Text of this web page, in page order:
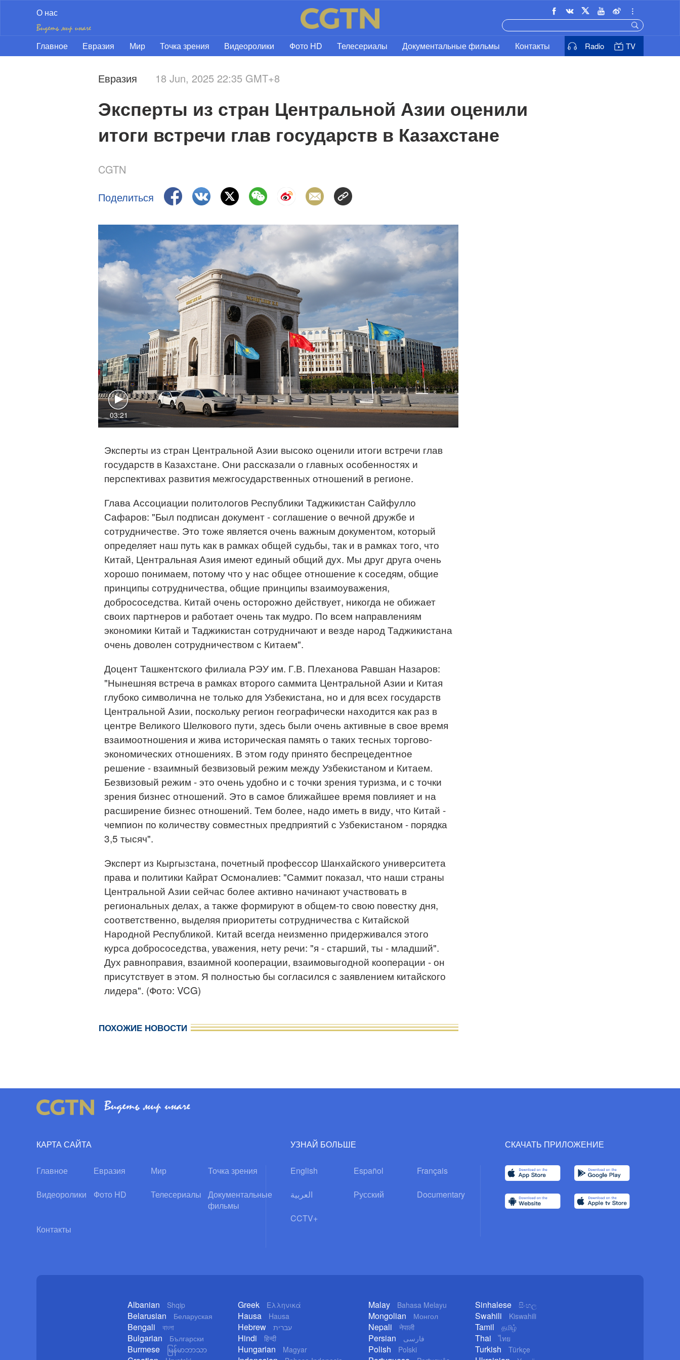
О нас
Главное Евразия Мир Точка зрения Видеоролики Фото HD Телесериалы Документальные фильмы Контакты Radio TV
Евразия 18 Jun, 2025 22:35 GMT+8
Эксперты из стран Центральной Азии оценили
итоги встречи глав государств в Казахстане
CGTN
Поделиться
03:21
Эксперты из стран Центральной Азии высоко оценили итоги встречи глав
государств в Казахстане. Они рассказали о главных особенностях и
перспективах развития межгосударственных отношений в регионе.
Глава Ассоциации политологов Республики Таджикистан Сайфулло
Сафаров: "Был подписан документ - соглашение о вечной дружбе и
сотрудничестве. Это тоже является очень важным документом, который
определяет наш путь как в рамках общей судьбы, так и в рамках того, что
Китай, Центральная Азия имеют единый общий дух. Мы друг друга очень
хорошо понимаем, потому что у нас общее отношение к соседям, общие
принципы сотрудничества, общие принципы взаимоуважения,
добрососедства. Китай очень осторожно действует, никогда не обижает
своих партнеров и работает очень так мудро. По всем направлениям
экономики Китай и Таджикистан сотрудничают и везде народ Таджикистана
очень доволен сотрудничеством с Китаем".
Доцент Ташкентского филиала РЭУ им. Г.В. Плеханова Равшан Назаров:
"Нынешняя встреча в рамках второго саммита Центральной Азии и Китая
глубоко символична не только для Узбекистана, но и для всех государств
Центральной Азии, поскольку регион географически находится как раз в
центре Великого Шелкового пути, здесь были очень активные в свое время
взаимоотношения и жива историческая память о таких тесных торгово-
экономических отношениях. В этом году принято беспрецедентное
решение - взаимный безвизовый режим между Узбекистаном и Китаем.
Безвизовый режим - это очень удобно и с точки зрения туризма, и с точки
зрения бизнес отношений. Это в самое ближайшее время повлияет и на
расширение бизнес отношений. Тем более, надо иметь в виду, что Китай -
чемпион по количеству совместных предприятий с Узбекистаном - порядка
3,5 тысяч".
Эксперт из Кыргызстана, почетный профессор Шанхайского университета
права и политики Кайрат Осмоналиев: "Саммит показал, что наши страны
Центральной Азии сейчас более активно начинают участвовать в
региональных делах, а также формируют в общем-то свою повестку дня,
cоответственно, выделяя приоритеты сотрудничества с Китайской
Народной Республикой. Китай всегда неизменно придерживался этого
курса добрососедства, уважения, нету речи: "я - старший, ты - младший".
Дух равноправия, взаимной кооперации, взаимовыгодной кооперации - он
присутствует в этом. Я полностью бы согласился с заявлением китайского
лидера". (Фото: VCG)
ПОХОЖИЕ НОВОСТИ
КАРТА САЙТА
Главное Евразия Мир Точка зрения
Видеоролики Фото HD Телесериалы
Документальные
фильмы
Контакты
УЗНАЙ БОЛЬШЕ
English Español Français
العربية Русский Documentary
CCTV+
СКАЧАТЬ ПРИЛОЖЕНИЕ
Albanian Shqip
Belarusian Беларуская
Bengali বাংলা
Bulgarian Български
Burmese မြန်မာဘာသာ
Greek Ελληνικά
Hausa Hausa
Hebrew עברית
Hindi हिन्दी
Hungarian Magyar
Malay Bahasa Melayu
Mongolian Монгол
Nepali नेपाली
Persian فارسی
Polish Polski
Sinhalese සිංහල
Swahili Kiswahili
Tamil தமிழ்
Thai ไทย
Turkish Türkçe